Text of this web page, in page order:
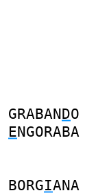
GRABANDO
ENGORABA
BORGIANA